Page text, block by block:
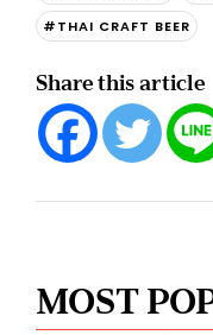
#THAI CRAFT BEER
Share this article
MOST